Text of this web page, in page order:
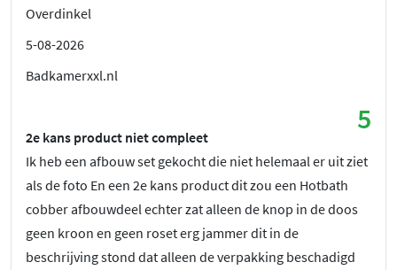
Overdinkel
5-08-2026
Badkamerxxl.nl
5
2e kans product niet compleet
Ik heb een afbouw set gekocht die niet helemaal er uit ziet
als de foto En een 2e kans product dit zou een Hotbath
cobber afbouwdeel echter zat alleen de knop in de doos
geen kroon en geen roset erg jammer dit in de
beschrijving stond dat alleen de verpakking beschadigd